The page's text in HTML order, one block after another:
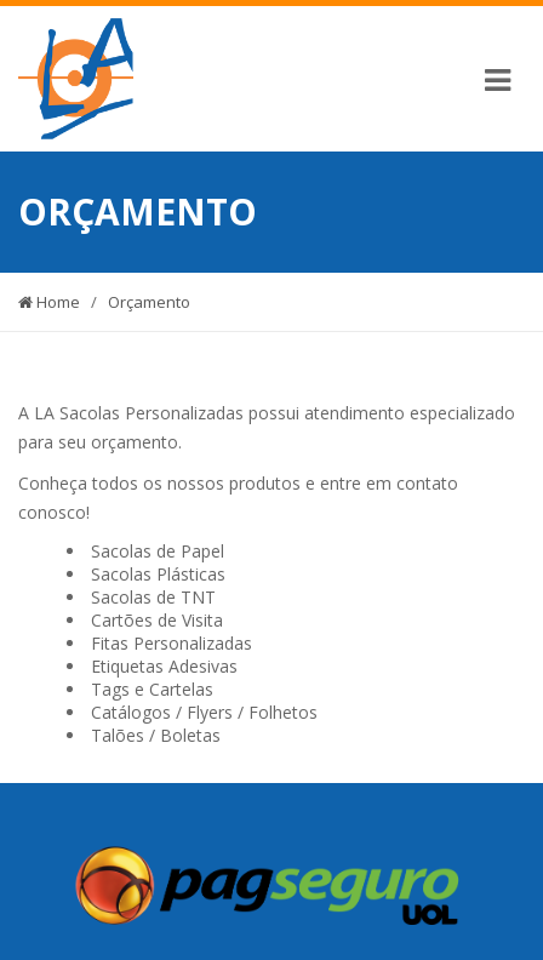
ORÇAMENTO
Home / Orçamento
A LA Sacolas Personalizadas possui atendimento especializado
para seu orçamento.
Conheça todos os nossos produtos e entre em contato
conosco!
Sacolas de Papel
Sacolas Plásticas
Sacolas de TNT
Cartões de Visita
Fitas Personalizadas
Etiquetas Adesivas
Tags e Cartelas
Catálogos / Flyers / Folhetos
Talões / Boletas